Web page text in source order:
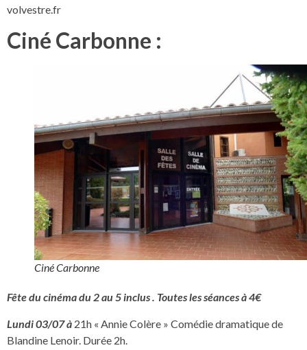
volvestre.fr
Ciné Carbonne :
Ciné Carbonne
Fête du cinéma du 2 au 5 inclus . Toutes les séances à 4€
Lundi 03/07 à 21h « Annie Colère » Comédie dramatique de
Blandine Lenoir. Durée 2h.